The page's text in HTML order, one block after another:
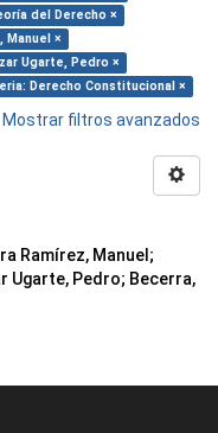
del Derecho ×
Manuel ×
Ugarte, Pedro ×
Derecho Constitucional ×
Mostrar filtros avanzados
Ramírez, Manuel ;
Ugarte, Pedro; Becerra,